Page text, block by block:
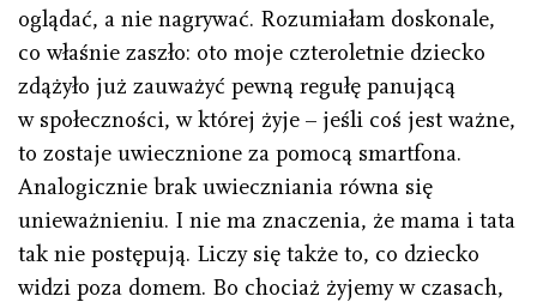
oglądać, a nie nagrywać. Rozumiałam doskonale,
co właśnie zaszło: oto moje czteroletnie dziecko
zdążyło już zauważyć pewną regułę panującą
w społeczności, w której żyje – jeśli coś jest ważne,
to zostaje uwiecznione za pomocą smartfona.
Analogicznie brak uwieczniania równa się
unieważnieniu. I nie ma znaczenia, że mama i tata
tak nie postępują. Liczy się także to, co dziecko
widzi poza domem. Bo chociaż żyjemy w czasach,